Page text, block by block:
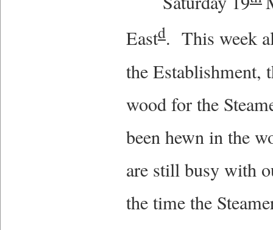
Eastd. This week
the Establishment,
wood for the
been hewn in the
are still busy with
the time the